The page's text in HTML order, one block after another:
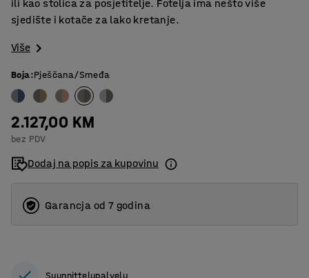
ili kao stolica za posjetitelje. Fotelja ima nešto više
sjedište i kotače za lako kretanje.
Više
Boja:Pješčana/Smeđa
2.127,00 KM
bez PDV
Dodaj na popis za kupovinu
Garancja od 7 godina
Suunnittelupalvelu